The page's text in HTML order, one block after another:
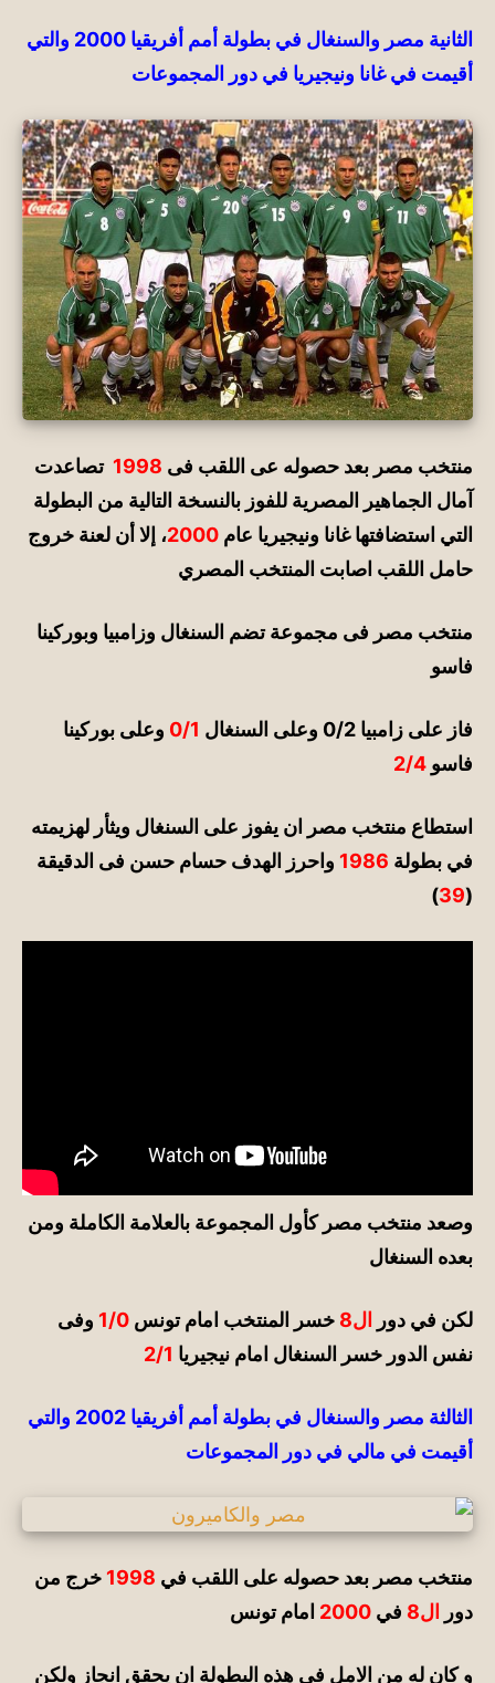
الثانية مصر والسنغال في بطولة أمم أفريقيا 2000 والتي
أقيمت في غانا ونيجيريا في دور المجموعات
منتخب مصر بعد حصوله عى اللقب فى 1998 تصاعدت
آمال الجماهير المصرية للفوز بالنسخة التالية من البطولة
التي استضافتها غانا ونيجيريا عام 2000، إلا أن لعنة خروج
حامل اللقب اصابت المنتخب المصري
منتخب مصر فى مجموعة تضم السنغال وزامبيا وبوركينا
فاسو
فاز على زامبيا 0/2 وعلى السنغال
وعلى بوركينا
فاسو 2/4
استطاع منتخب مصر ان يفوز على السنغال ويثأر لهزيمته
في بطولة 1986 واحرز الهدف حسام حسن فى الدقيقة
(
39
)
وصعد منتخب مصر كأول المجموعة بالعلامة الكاملة ومن
بعده السنغال
لكن في دور ال8 خسر المنتخب امام تونس 1/0 وفى
نفس الدور خسر السنغال امام نيجيريا 2/1
الثالثة مصر والسنغال في بطولة أمم أفريقيا 2002 والتي
أقيمت في مالي في دور المجموعات
منتخب مصر بعد حصوله على اللقب في 1998 خرج من
دور ال8 في 2000 امام تونس
و كان له من الامل في هذه البطولة ان يحقق انجاز ولكن